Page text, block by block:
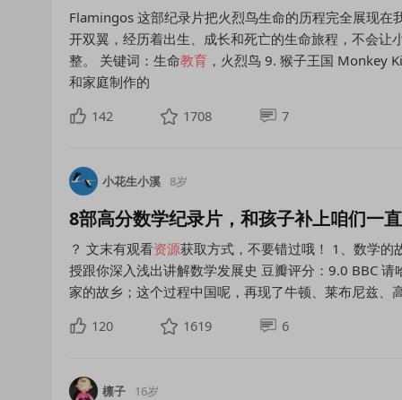
Flamingos 这部纪录片把火烈鸟生命的历程完全展现在
开双翼，经历着出生、成长和死亡的生命旅程，不会让
整。 关键词：生命教育 ，火烈鸟 9. 猴子王国 Monkey
和家庭制作的
142
1708 7
小花生小溪 8岁
8部高分数学纪录片，和孩子补上咱们一
？ 文末有观看资源获取方式，不要错过哦！ 1、数学
授跟你深入浅出讲解数学发展史 豆瓣评分：9.0 BBC
家的故乡；这个过程中国呢，再现了牛顿、莱布尼兹、
120
1619 6
檩子 16岁